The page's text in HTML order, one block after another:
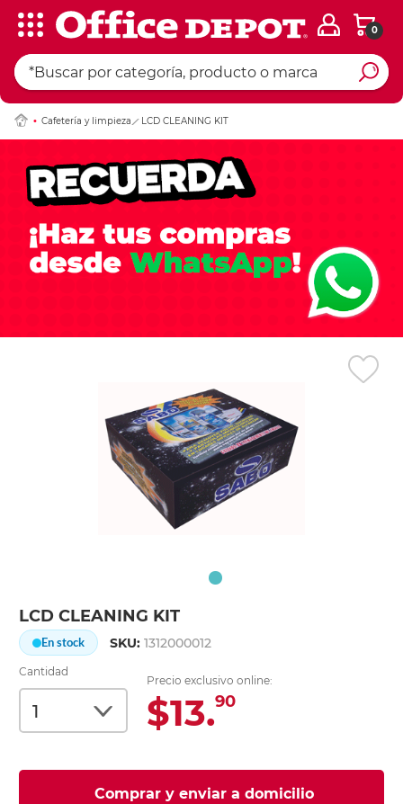
0
Cafetería y limpieza LCD CLEANING KIT
LCD CLEANING KIT
En stock SKU:1312000012
Cantidad
Precio exclusivo online:
$13.90
Comprar y enviar a domicilio
Ingresar Codigo